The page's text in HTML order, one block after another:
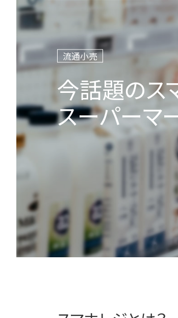
流通小売
今話題のス
スーパーマ